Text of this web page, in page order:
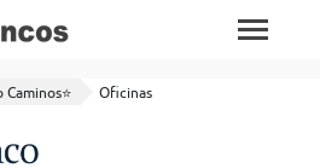
Caminos⭐ Oficinas